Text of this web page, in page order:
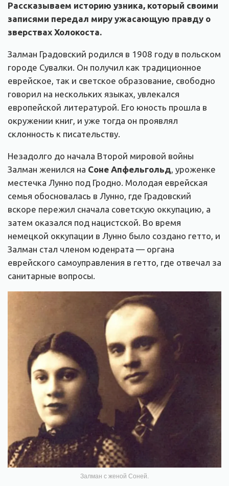
Рассказываем историю узника, который своими
записями передал миру ужасающую правду о
зверствах Холокоста.
Залман Градовский родился в 1908 году в польском
городе Сувалки. Он получил как традиционное
еврейское, так и светское образование, свободно
говорил на нескольких языках, увлекался
европейской литературой. Его юность прошла в
окружении книг, и уже тогда он проявлял
склонность к писательству.
Незадолго до начала Второй мировой войны
Залман женился на Соне Апфельгольд, уроженке
местечка Лунно под Гродно. Молодая еврейская
семья обосновалась в Лунно, где Градовский
вскоре пережил сначала советскую оккупацию, а
затем оказался под нацистской. Во время
немецкой оккупации в Лунно было создано гетто, и
Залман стал членом юденрата — органа
еврейского самоуправления в гетто, где отвечал за
санитарные вопросы.
Залман с женой Соней.